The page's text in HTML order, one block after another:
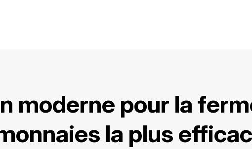
moderne pour la
la plus